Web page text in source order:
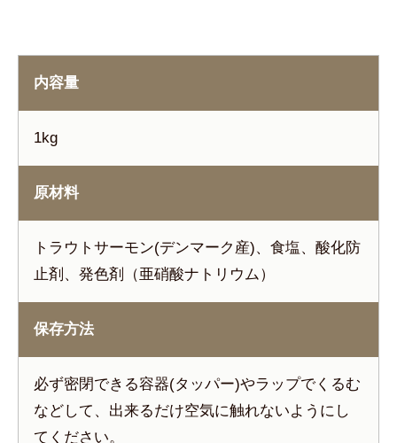
内容量
1kg
原材料
トラウトサーモン(デンマーク産)、食塩、酸化防
止剤、発色剤（亜硝酸ナトリウム）
保存方法
必ず密閉できる容器(タッパー)やラップでくるむ
などして、出来るだけ空気に触れないようにし
てください。